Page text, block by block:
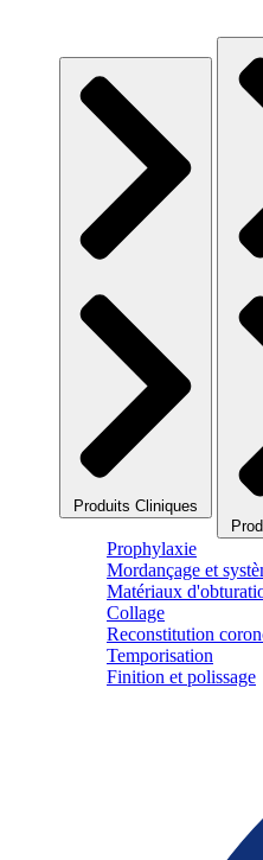
Produits Cliniques
Prophylaxie
Mordançage et
Matériaux
Collage
Reconstitution
Temporisation
Finition et polissage